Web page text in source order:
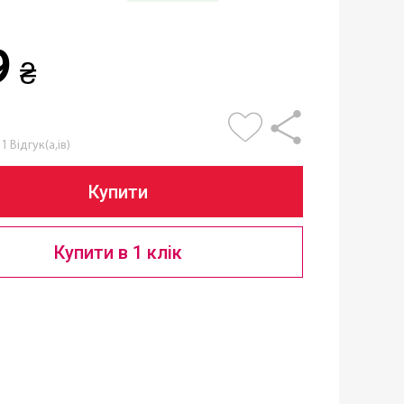
₴
1 Відгук(а,ів)
Купити
Купити в 1 клік